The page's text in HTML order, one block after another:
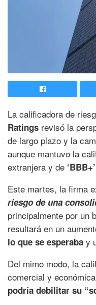
La calificadora de
Ratings revisó la
de largo plazo y la
aunque mantuvo la
extranjera y de ‘BBB+’
Este martes, la firma
riesgo de una
principalmente por un
resultará en un
lo que se esperaba y
Del mimo modo, la
comercial y
podría debilitar su